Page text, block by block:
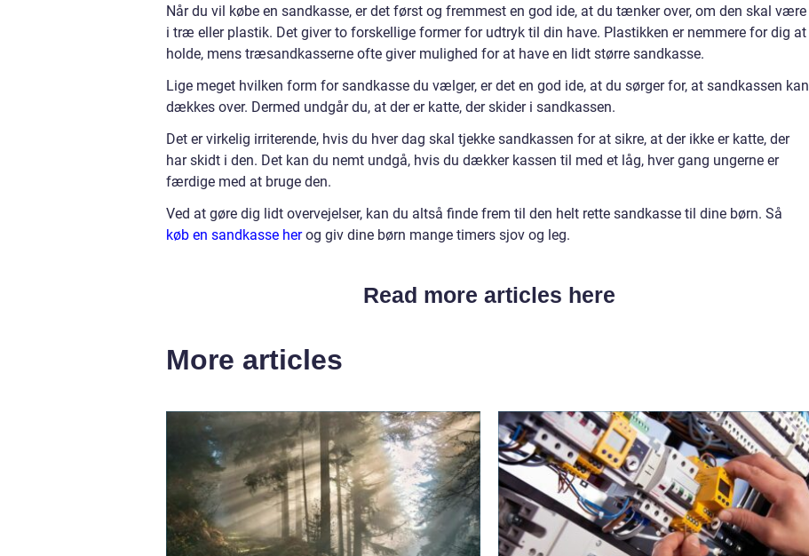
Når du vil købe en sandkasse, er det først og fremmest en god ide, at du tænker over, om den skal være
i træ eller plastik. Det giver to forskellige former for udtryk til din have. Plastikken er nemmere for dig at
holde, mens træsandkasserne ofte giver mulighed for at have en lidt større sandkasse.
Lige meget hvilken form for sandkasse du vælger, er det en god ide, at du sørger for, at sandkassen kan
dækkes over. Dermed undgår du, at der er katte, der skider i sandkassen.
Det er virkelig irriterende, hvis du hver dag skal tjekke sandkassen for at sikre, at der ikke er katte, der
har skidt i den. Det kan du nemt undgå, hvis du dækker kassen til med et låg, hver gang ungerne er
færdige med at bruge den.
Ved at gøre dig lidt overvejelser, kan du altså finde frem til den helt rette sandkasse til dine børn. Så
køb en sandkasse herog giv dine børn mange timers sjov og leg.
Read more articles here
More articles